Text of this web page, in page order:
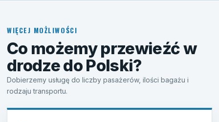
WIĘCEJ MOŻLIWOŚCI
Co możemy przewieźć w
drodze do Polski?
Dobierzemy usługę do liczby pasażerów, ilości bagażu i
rodzaju transportu.